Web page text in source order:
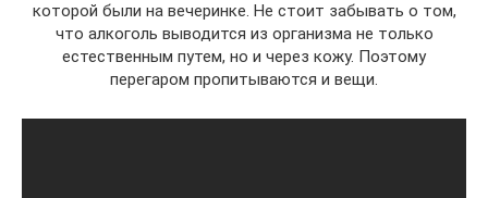
которой были на вечеринке. Не стоит забывать о том,
что алкоголь выводится из организма не только
естественным путем, но и через кожу. Поэтому
перегаром пропитываются и вещи.